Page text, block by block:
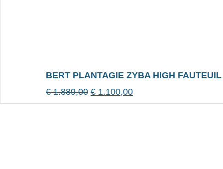
BERT PLANTAGIE ZYBA HIGH FAUTEUIL
€1.889,00 € 1.100,00